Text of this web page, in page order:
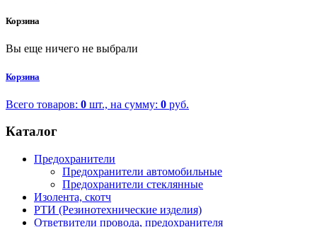
Корзина
Вы еще ничего не выбрали
Корзина
Всего товаров: 0 шт., на сумму: 0 руб.
Каталог
Предохранители
Предохранители автомобильные
Предохранители стеклянные
Изолента, скотч
РТИ (Резинотехнические изделия)
Ответвители провода, предохранителя